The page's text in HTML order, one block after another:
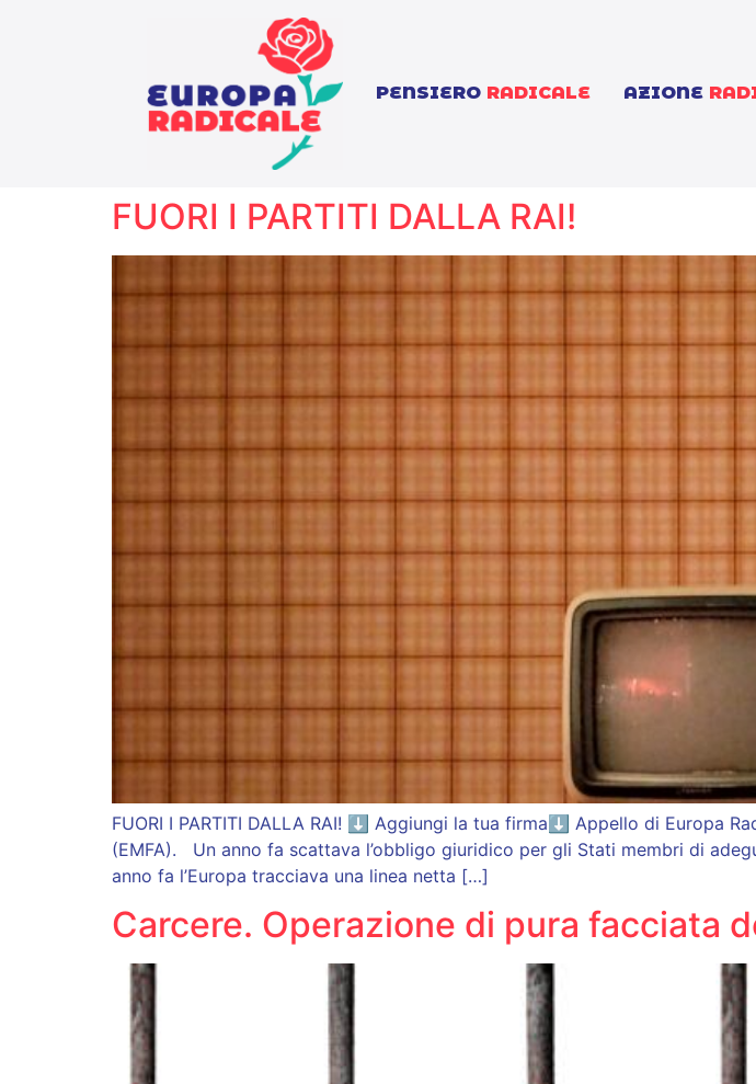
PENSIERO RADICALE AZIONE
FUORI I PARTITI DALLA RAI!
FUORI I PARTITI DALLA RAI! ⬇ Aggiungi la tua firma⬇ Appello di Europa
(EMFA). Un anno fa scattava l’obbligo giuridico per gli Stati membri di
anno fa l’Europa tracciava una linea netta […]
Carcere. Operazione di pura facciata